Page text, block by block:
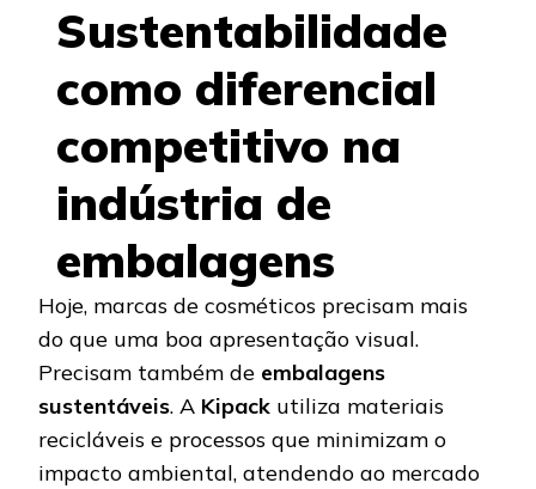
Sustentabilidade
como diferencial
competitivo na
indústria de
embalagens
Hoje, marcas de cosméticos precisam mais
do que uma boa apresentação visual.
Precisam também de embalagens
sustentáveis. A Kipack utiliza materiais
recicláveis e processos que minimizam o
impacto ambiental, atendendo ao mercado